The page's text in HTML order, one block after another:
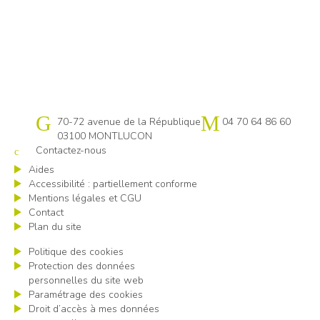
Cap emploi 03
70-72 avenue de la République
03100 MONTLUCON
04 70 64 86 60
Contactez-nous
Aides
Accessibilité : partiellement conforme
Mentions légales et CGU
Contact
Plan du site
Politique des cookies
Protection des données
personnelles du site web
Paramétrage des cookies
Droit d’accès à mes données